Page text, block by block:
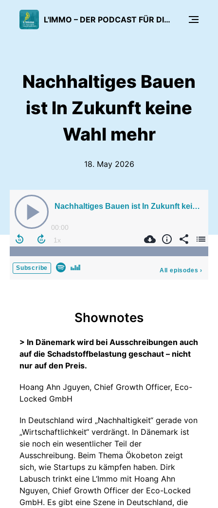
L'IMMO – DER PODCAST FÜR DIE IMMOBILIENWIRTSCHAFT
Nachhaltiges Bauen
ist In Zukunft keine
Wahl mehr
18. May 2026
Nachhaltiges Bauen ist In Zukunft keine Wahl mehr
00:00
Subscribe All episodes ›
Shownotes
> In Dänemark wird bei Ausschreibungen auch
auf die Schadstoffbelastung geschaut – nicht
nur auf den Preis.
Hoang Ahn Jguyen, Chief Growth Officer, Eco-
Locked GmbH
In Deutschland wird „Nachhaltigkeit“ gerade von
„Wirtschaftlichkeit“ verdrängt. In Dänemark ist
sie noch ein wesentlicher Teil der
Ausschreibung. Beim Thema Ökobeton zeigt
sich, wie Startups zu kämpfen haben. Dirk
Labusch trinkt eine L‘Immo mit Hoang Ahn
Nguyen, Chief Growth Officer der Eco-Locked
GmbH. Es gibt eine Szene in Deutschland, die